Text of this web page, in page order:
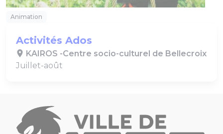
Animation
Activités Ados
KAIROS -Centre socio-culturel de Bellecroix
Juillet-août